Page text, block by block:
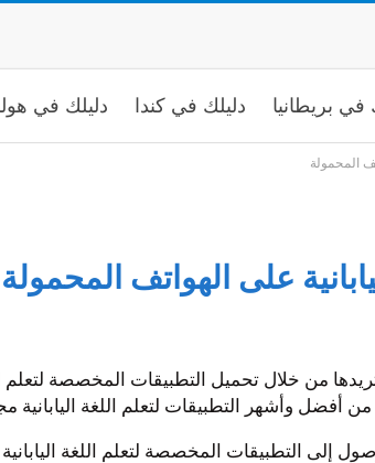
في بريطانيا دليلك في كندا دليلك في
من خلال تحميل التطبيقات المخصصة لتعلم
إلى التطبيقات المخصصة لتعلم اللغة